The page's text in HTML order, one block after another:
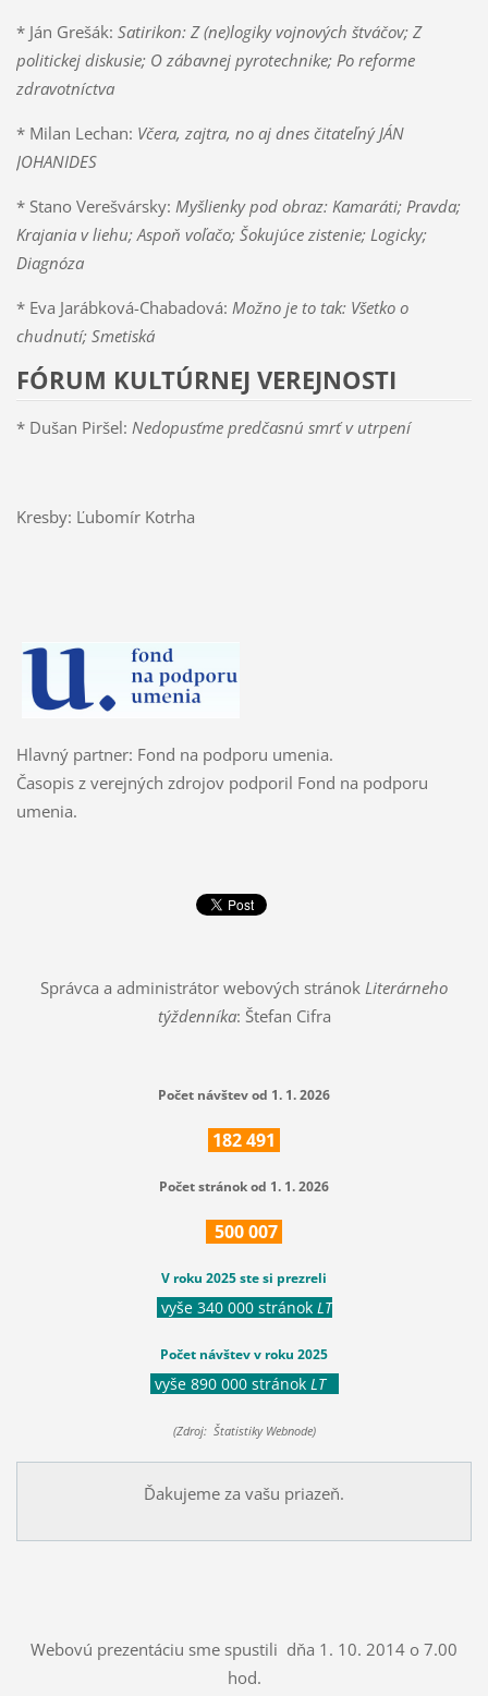
* Ján Grešák: Satirikon: Z (ne)logiky vojnových štváčov; Z
politickej diskusie; O zábavnej pyrotechnike; Po reforme
zdravotníctva
* Milan Lechan: Včera, zajtra, no aj dnes čitateľný JÁN
JOHANIDES
* Stano Verešvársky: Myšlienky pod obraz: Kamaráti; Pravda;
Krajania v liehu; Aspoň voľačo; Šokujúce zistenie; Logicky;
Diagnóza
* Eva Jarábková-Chabadová: Možno je to tak: Všetko o
chudnutí; Smetiská
FÓRUM KULTÚRNEJ VEREJNOSTI
* Dušan Piršel: Nedopusťme predčasnú smrť v utrpení
Kresby: Ľubomír Kotrha
Hlavný partner: Fond na podporu umenia.
Časopis z verejných zdrojov podporil Fond na podporu
umenia.
Správca a administrátor webových stránok Literárneho
týždenníka: Štefan Cifra
Počet návštev od 1. 1. 2026
182491
Počet stránok od 1. 1. 2026
500007
V roku 2025 ste si prezreli
vyše 340 000 stránok LT
Počet návštev v roku 2025
vyše 890 000 stránok LT
(Zdroj: Štatistiky Webnode)
Ďakujeme za vašu priazeň.
Webovú prezentáciu sme spustili dňa 1. 10. 2014 o 7.00
hod.